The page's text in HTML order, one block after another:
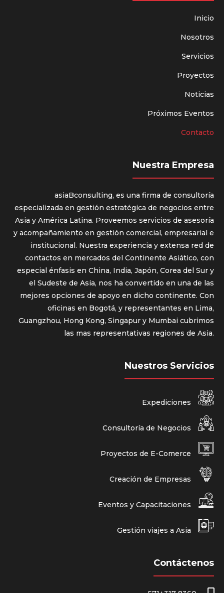
Inicio
Nosotros
Servicios
Proyectos
Noticias
Próximos Eventos
Contacto
Nuestra Empresa
asiaBconsulting, es una firma de consultoría
especializada en gestión estratégica de negocios entre
Asia y América Latina. Proveemos servicios de asesoría
y acompañamiento en gestión comercial, empresarial e
institucional. Nuestra experiencia y extensa red de
contactos en mercados del Continente Asiático, con
especial énfasis en China, India, Japón, Corea del Sur y
el Sudeste de Asia, nos ha convertido en una de las
mejores opciones de apoyo en dicho continente. Con
oficinas en Bogotá, y representantes en Lima,
Guangzhou, Hong Kong, Singapur y Mumbai cubrimos
las mas representativas regiones de Asia.
Nuestros Servicios
Expediciones
Consultoría de Negocios
Proyectos de E-Comerce
Creación de Empresas
Eventos y Capacitaciones
Gestión viajes a Asia
Contáctenos